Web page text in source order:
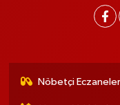
Nöbetçi Eczaneler